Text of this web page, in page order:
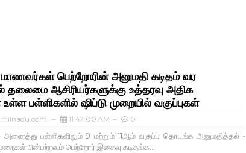
மாணவர்கள் பெற்றோரின் அனுமதி கடிதம் வர
தலைமை ஆசிரியர்களுக்கு உத்தரவு அதிக
பள்ளிகளில் ஷிப்டு முறையில் வகுப்புகள்
11:47:00 AM 0
அனைத்து பள்ளிகளிலும் 9 மற்றும் 11ஆம் வகுப்பு தொடங்க அனுமதித்தல் -
பின்பற்றவும் பெற்றோர் இசைவு கடிதங்க...